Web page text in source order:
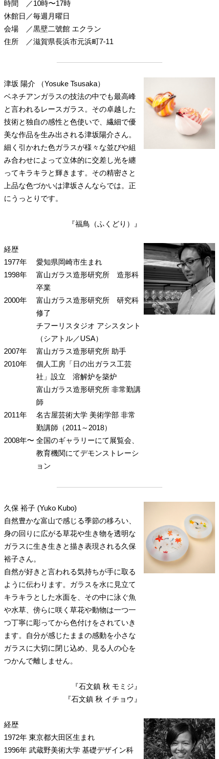
時間
／10時〜17時
休館日 ／毎週月曜日
会場
／黒壁二號館 エクラン
住所
／滋賀県長浜市元浜町7-11
津坂 陽介 （Yosuke Tsusaka）
ベネチアンガラスの技法の中でも最高峰
と言われるレースガラス。その卓越した
技術と独自の感性と色使いで、繊細で優
美な作品を生み出される津坂陽介さん。
細く引かれた色ガラスが様々な並びや組
み合わせによって立体的に交差し光を纏
ってキラキラと輝きます。その精密さと
上品な色づかいは津坂さんならでは。正
にうっとりです。
『福鳥（ふくどり）』
経歴
1977年
愛知県岡崎市生まれ
1998年
富山ガラス造形研究所 造形科
卒業
2000年
富山ガラス造形研究所 研究科
修了
チフーリスタジオ アシスタント
（シアトル／USA）
2007年
富山ガラス造形研究所 助手
2010年
個人工房「日の出ガラス工芸
社」設立 溶解炉を築炉
富山ガラス造形研究所 非常勤講
師
2011年
名古屋芸術大学 美術学部 非常
勤講師（2011～2018）
2008年〜 全国のギャラリーにて展覧会、
教育機関にてデモンストレーシ
ョン
久保 裕子 (Yuko Kubo)
自然豊かな富山で感じる季節の移ろい、
身の回りに広がる草花や生き物を透明な
ガラスに生き生きと描き表現される久保
裕子さん。
自然が好きと言われる気持ちが手に取る
ように伝わります。ガラスを水に見立て
キラキラとした水面を、その中に泳ぐ魚
や水草、傍らに咲く草花や動物は一つ一
つ丁寧に彫ってから色付けをされていき
ます。自分が感じたままの感動を小さな
ガラスに大切に閉じ込め、見る人の心を
つかんで離しません。
『石文鎮 秋 モミジ』
『石文鎮 秋 イチョウ』
経歴
1972年 東京都大田区生まれ
1996年 武蔵野美術大学 基礎デザイン科